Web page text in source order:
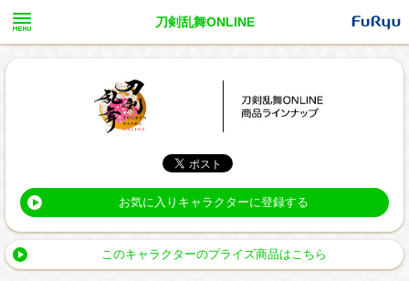
刀剣乱舞ONLINE
お気に入りキャラクターに登録する
このキャラクターのプライズ商品はこちら